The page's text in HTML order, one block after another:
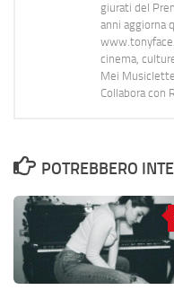
giurati del
anni aggiorna
cinema,
Mei
Collabora con
POTREBBERO